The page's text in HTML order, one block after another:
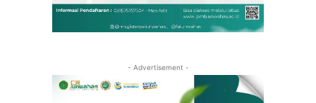
- Advertisement -